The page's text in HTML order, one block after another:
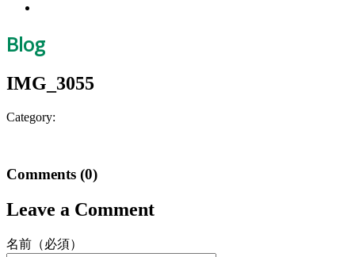
Blog
IMG_3055
Category:
Comments (0)
Leave a Comment
名前（必須）